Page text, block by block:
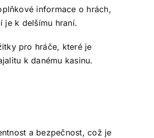
informace o hrách,
je k delšímu hraní.
pro hráče, které je
k danému kasinu.
a bezpečnost, což je